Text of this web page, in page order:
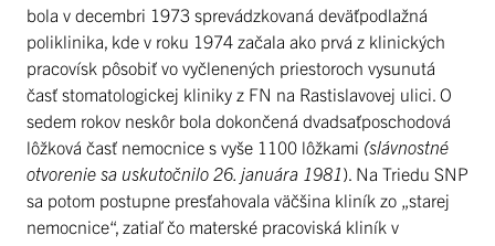
bola v decembri 1973 sprevádzkovaná deväťpodlažná
poliklinika, kde v roku 1974 začala ako prvá z klinických
pracovísk pôsobiť vo vyčlenených priestoroch vysunutá
časť stomatologickej kliniky z FN na Rastislavovej ulici. O
sedem rokov neskôr bola dokončená dvadsaťposchodová
lôžková časť nemocnice s vyše 1100 lôžkami (slávnostné
otvorenie sa uskutočnilo 26. januára 1981). Na Triedu SNP
sa potom postupne presťahovala väčšina kliník zo „starej
nemocnice“, zatiaľ čo materské pracoviská kliník v